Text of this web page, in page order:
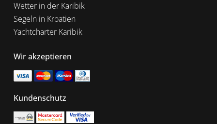
Wetter in der Karibik
Segeln in Kroatien
Yachtcharter Karibik
Wir akzeptieren
Kundenschutz